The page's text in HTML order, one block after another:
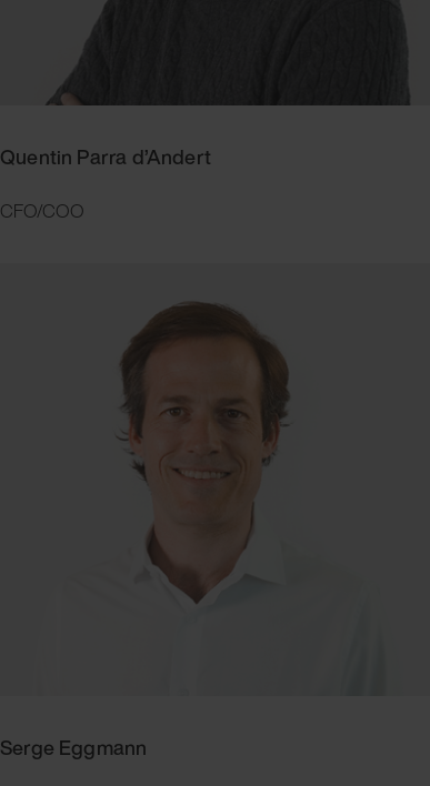
Quentin Parra d’Andert
CFO/COO
Serge Eggmann